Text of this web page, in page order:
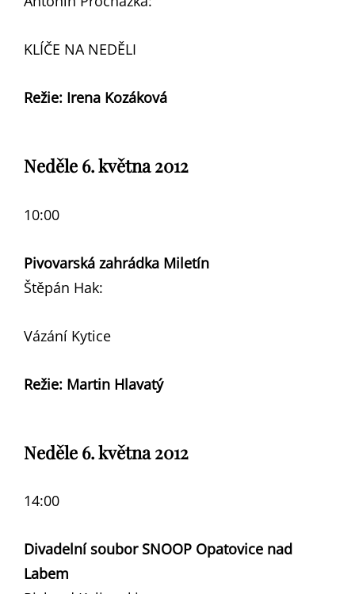
KLÍČE NA NEDĚLI
Režie: Irena Kozáková
Neděle 6. května 2012
10:00
Pivovarská zahrádka Miletín
Štěpán Hak:
Vázání Kytice
Režie: Martin Hlavatý
Neděle 6. května 2012
14:00
Divadelní soubor SNOOP Opatovice nad
Labem